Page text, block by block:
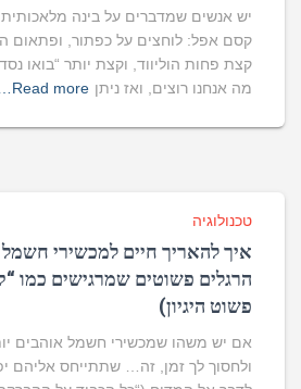
יש אנשים שמדברים על בינה מלאכותית
קסם אפל: לוחצים על כפתור, ופתאום
קצת פחות הוליווד, וקצת יותר “בואו
מה אנחנו רוצים, ואז ניתן Read more…
טכנולוגיה
הרגלים פשוטים שמרגישים כמו
פשוט היגיון)
אם יש משהו שמכשירי חשמל אוהבים
ולחסוך לך זמן, זה… שתתייחס אליהם